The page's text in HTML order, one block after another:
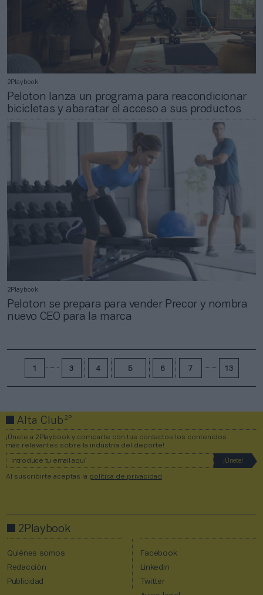
2Playbook
Peloton lanza un programa para reacondicionar
bicicletas y abaratar el acceso a sus productos
2Playbook
Peloton se prepara para vender Precor y nombra
nuevo CEO para la marca
1 3 4 5 6 7 13
Alta Club2P
¡Únete a 2Playbook y comparte con tus contactos los contenidos
más relevantes sobre la industria del deporte!
Al suscribirte aceptas la política de privacidad
2Playbook
Quiénes somos
Redacción
Publicidad
Facebook
Linkedin
Twitter